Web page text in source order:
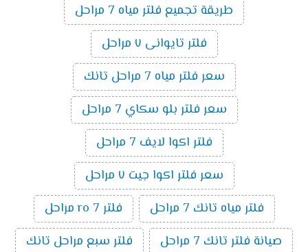
طريقة تجميع فلتر مياه 7 مراحل
فلتر تايوانى ٧ مراحل
سعر فلتر مياه 7 مراحل تانك
سعر فلتر بلو سكاي 7 مراحل
فلتر اكوا لايف 7 مراحل
سعر فلتر اكوا جيت ٧ مراحل
فلتر مياه تانك 7 مراحل
فلتر ro 7 مراحل
صيانة فلتر تانك 7 مراحل
فلتر سبع مراحل تانك